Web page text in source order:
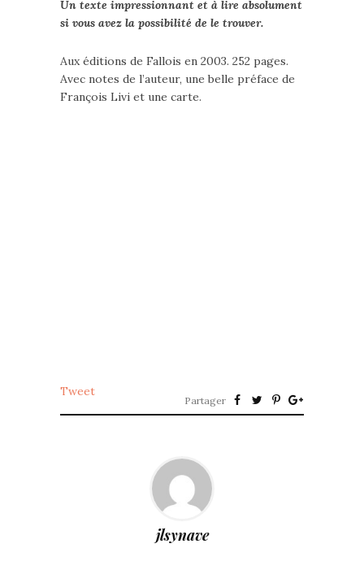
Un texte impressionnant et à lire absolument
si vous avez la possibilité de le trouver.
Aux éditions de Fallois en 2003. 252 pages.
Avec notes de l’auteur, une belle préface de
François Livi et une carte.
Tweet
Partager
jlsynave